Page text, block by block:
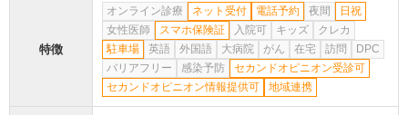
特徴
オンライン診療 ネット受付 電話予約 夜間
日祝
女性医師
スマホ保険証 入院可 キッズ
クレカ
駐車場
英語 外国語 大病院 がん 在宅 訪問
DPC
バリアフリー
感染予防
セカンドオピニオン受診可
セカンドオピニオン情報提供可
地域連携